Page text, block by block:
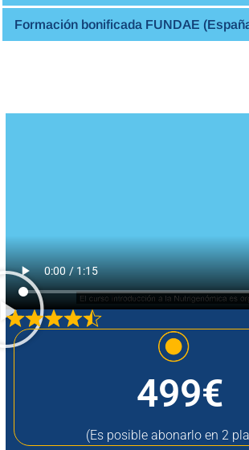
Formación bonificada FUNDAE
499€
(Es posible abonarlo en 2